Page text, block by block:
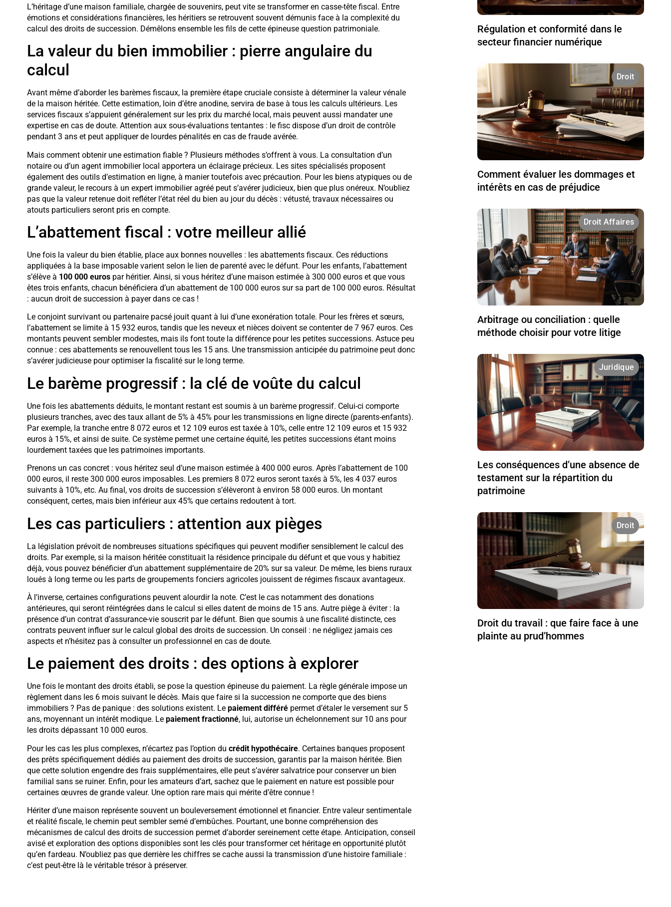
L’héritage d’une maison familiale, chargée de souvenirs, peut vite se transformer en casse-tête fiscal. Entre
émotions et considérations financières, les héritiers se retrouvent souvent démunis face à la complexité du
calcul des droits de succession. Démêlons ensemble les fils de cette épineuse question patrimoniale.
La valeur du bien immobilier : pierre angulaire du
calcul
Avant même d’aborder les barèmes fiscaux, la première étape cruciale consiste à déterminer la valeur vénale
de la maison héritée. Cette estimation, loin d’être anodine, servira de base à tous les calculs ultérieurs. Les
services fiscaux s’appuient généralement sur les prix du marché local, mais peuvent aussi mandater une
expertise en cas de doute. Attention aux sous-évaluations tentantes : le fisc dispose d’un droit de contrôle
pendant 3 ans et peut appliquer de lourdes pénalités en cas de fraude avérée.
Mais comment obtenir une estimation fiable ? Plusieurs méthodes s’offrent à vous. La consultation d’un
notaire ou d’un agent immobilier local apportera un éclairage précieux. Les sites spécialisés proposent
également des outils d’estimation en ligne, à manier toutefois avec précaution. Pour les biens atypiques ou de
grande valeur, le recours à un expert immobilier agréé peut s’avérer judicieux, bien que plus onéreux. N’oubliez
pas que la valeur retenue doit refléter l’état réel du bien au jour du décès : vétusté, travaux nécessaires ou
atouts particuliers seront pris en compte.
L’abattement fiscal : votre meilleur allié
Une fois la valeur du bien établie, place aux bonnes nouvelles : les abattements fiscaux. Ces réductions
appliquées à la base imposable varient selon le lien de parenté avec le défunt. Pour les enfants, l’abattement
s’élève à 100 000 eurospar héritier. Ainsi, si vous héritez d’une maison estimée à 300 000 euros et que vous
êtes trois enfants, chacun bénéficiera d’un abattement de 100 000 euros sur sa part de 100 000 euros. Résultat
: aucun droit de succession à payer dans ce cas !
Le conjoint survivant ou partenaire pacsé jouit quant à lui d’une exonération totale. Pour les frères et sœurs,
l’abattement se limite à 15 932 euros, tandis que les neveux et nièces doivent se contenter de 7 967 euros. Ces
montants peuvent sembler modestes, mais ils font toute la différence pour les petites successions. Astuce peu
connue : ces abattements se renouvellent tous les 15 ans. Une transmission anticipée du patrimoine peut donc
s’avérer judicieuse pour optimiser la fiscalité sur le long terme.
Le barème progressif : la clé de voûte du calcul
Une fois les abattements déduits, le montant restant est soumis à un barème progressif. Celui-ci comporte
plusieurs tranches, avec des taux allant de 5% à 45% pour les transmissions en ligne directe (parents-enfants).
Par exemple, la tranche entre 8 072 euros et 12 109 euros est taxée à 10%, celle entre 12 109 euros et 15 932
euros à 15%, et ainsi de suite. Ce système permet une certaine équité, les petites successions étant moins
lourdement taxées que les patrimoines importants.
Prenons un cas concret : vous héritez seul d’une maison estimée à 400 000 euros. Après l’abattement de 100
000 euros, il reste 300 000 euros imposables. Les premiers 8 072 euros seront taxés à 5%, les 4 037 euros
suivants à 10%, etc. Au final, vos droits de succession s’élèveront à environ 58 000 euros. Un montant
conséquent, certes, mais bien inférieur aux 45% que certains redoutent à tort.
Les cas particuliers : attention aux pièges
La législation prévoit de nombreuses situations spécifiques qui peuvent modifier sensiblement le calcul des
droits. Par exemple, si la maison héritée constituait la résidence principale du défunt et que vous y habitiez
déjà, vous pouvez bénéficier d’un abattement supplémentaire de 20% sur sa valeur. De même, les biens ruraux
loués à long terme ou les parts de groupements fonciers agricoles jouissent de régimes fiscaux avantageux.
À l’inverse, certaines configurations peuvent alourdir la note. C’est le cas notamment des donations
antérieures, qui seront réintégrées dans le calcul si elles datent de moins de 15 ans. Autre piège à éviter : la
présence d’un contrat d’assurance-vie souscrit par le défunt. Bien que soumis à une fiscalité distincte, ces
contrats peuvent influer sur le calcul global des droits de succession. Un conseil : ne négligez jamais ces
aspects et n’hésitez pas à consulter un professionnel en cas de doute.
Le paiement des droits : des options à explorer
Une fois le montant des droits établi, se pose la question épineuse du paiement. La règle générale impose un
règlement dans les 6 mois suivant le décès. Mais que faire si la succession ne comporte que des biens
immobiliers ? Pas de panique : des solutions existent. Le paiement différépermet d’étaler le versement sur 5
ans, moyennant un intérêt modique. Le paiement fractionné, lui, autorise un échelonnement sur 10 ans pour
les droits dépassant 10 000 euros.
Pour les cas les plus complexes, n’écartez pas l’option du crédit hypothécaire. Certaines banques proposent
des prêts spécifiquement dédiés au paiement des droits de succession, garantis par la maison héritée. Bien
que cette solution engendre des frais supplémentaires, elle peut s’avérer salvatrice pour conserver un bien
familial sans se ruiner. Enfin, pour les amateurs d’art, sachez que le paiement en nature est possible pour
certaines œuvres de grande valeur. Une option rare mais qui mérite d’être connue !
Hériter d’une maison représente souvent un bouleversement émotionnel et financier. Entre valeur sentimentale
et réalité fiscale, le chemin peut sembler semé d’embûches. Pourtant, une bonne compréhension des
mécanismes de calcul des droits de succession permet d’aborder sereinement cette étape. Anticipation, conseil
avisé et exploration des options disponibles sont les clés pour transformer cet héritage en opportunité plutôt
qu’en fardeau. N’oubliez pas que derrière les chiffres se cache aussi la transmission d’une histoire familiale :
c’est peut-être là le véritable trésor à préserver.
Régulation et conformité dans le
secteur financier numérique
Droit
Comment évaluer les dommages et
intérêts en cas de préjudice
Droit Affaires
Arbitrage ou conciliation : quelle
méthode choisir pour votre litige
Juridique
Les conséquences d’une absence de
testament sur la répartition du
patrimoine
Droit
Droit du travail : que faire face à une
plainte au prud’hommes